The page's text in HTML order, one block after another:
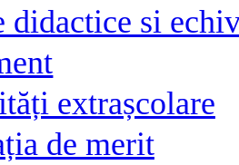
didactice si
extrașcolare
de merit